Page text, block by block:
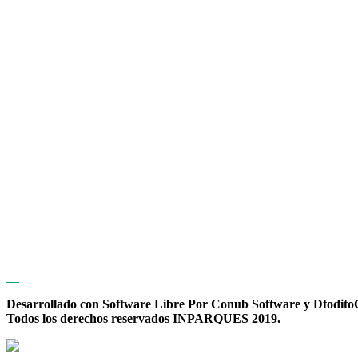
Desarrollado con Software Libre Por Conub Software y
Todos los derechos reservados INPARQUES 2019.